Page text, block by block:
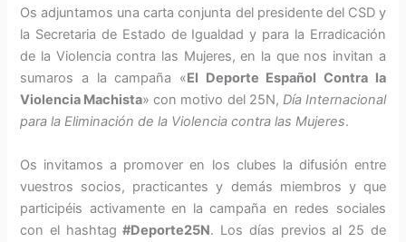
Os adjuntamos una carta conjunta del presidente del CSD y
la Secretaria de Estado de Igualdad y para la Erradicación
de la Violencia contra las Mujeres, en la que nos invitan a
sumaros a la campaña «El Deporte Español Contra la
Violencia Machista» con motivo del 25N, Día Internacional
para la Eliminación de la Violencia contra las Mujeres.
Os invitamos a promover en los clubes la difusión entre
vuestros socios, practicantes y demás miembros y que
participéis activamente en la campaña en redes sociales
con el hashtag#Deporte25N. Los días previos al 25 de